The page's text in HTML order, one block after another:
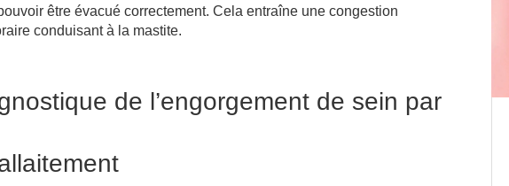
être évacué correctement. Cela entraîne une congestion
conduisant à la mastite.
de l’engorgement de sein par